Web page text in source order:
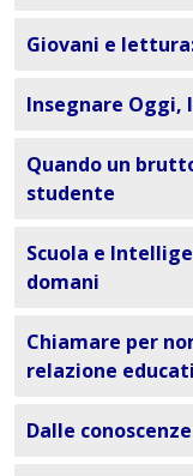
Giovani e
Insegnare Oggi,
Quando un
studente
Scuola e
domani
Chiamare per
relazione
Dalle